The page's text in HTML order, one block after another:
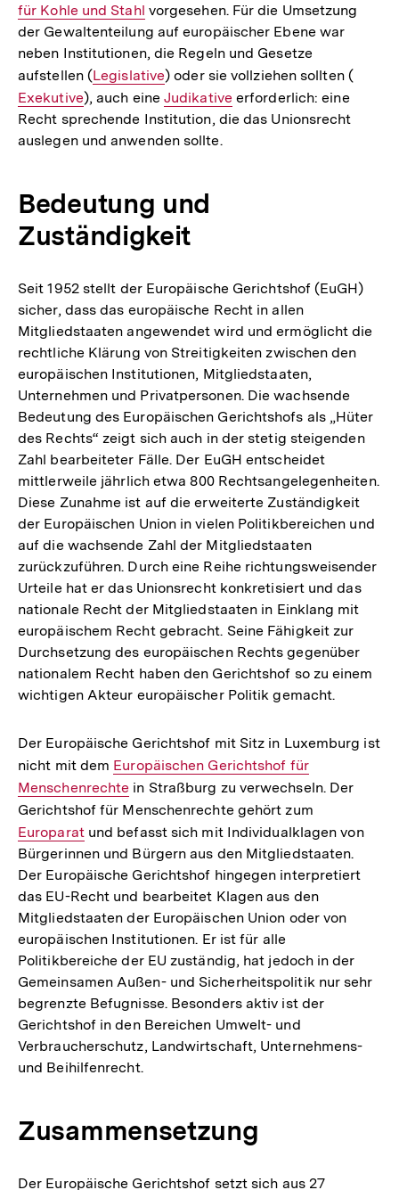
Link:
für Kohle und Stahl vorgesehen. Für die Umsetzung
der Gewaltenteilung auf europäischer Ebene war
neben Institutionen, die Regeln und Gesetze
aufstellen (Interner
Link:
Legislative) oder sie vollziehen sollten (
Exekutive), auch eine Interner
Link:
Judikative erforderlich: eine
Recht sprechende Institution, die das Unionsrecht
auslegen und anwenden sollte.
Bedeutung und
Zuständigkeit
Seit 1952 stellt der Europäische Gerichtshof (EuGH)
sicher, dass das europäische Recht in allen
Mitgliedstaaten angewendet wird und ermöglicht die
rechtliche Klärung von Streitigkeiten zwischen den
europäischen Institutionen, Mitgliedstaaten,
Unternehmen und Privatpersonen. Die wachsende
Bedeutung des Europäischen Gerichtshofs als „Hüter
des Rechts“ zeigt sich auch in der stetig steigenden
Zahl bearbeiteter Fälle. Der EuGH entscheidet
mittlerweile jährlich etwa 800 Rechtsangelegenheiten.
Diese Zunahme ist auf die erweiterte Zuständigkeit
der Europäischen Union in vielen Politikbereichen und
auf die wachsende Zahl der Mitgliedstaaten
zurückzuführen. Durch eine Reihe richtungsweisender
Urteile hat er das Unionsrecht konkretisiert und das
nationale Recht der Mitgliedstaaten in Einklang mit
europäischem Recht gebracht. Seine Fähigkeit zur
Durchsetzung des europäischen Rechts gegenüber
nationalem Recht haben den Gerichtshof so zu einem
wichtigen Akteur europäischer Politik gemacht.
Der Europäische Gerichtshof mit Sitz in Luxemburg ist
nicht mit dem Interner
Link:
Europäischen Gerichtshof für
Menschenrechte in Straßburg zu verwechseln. Der
Gerichtshof für Menschenrechte gehört zum
Link:
Europaratund befasst sich mit Individualklagen von
Bürgerinnen und Bürgern aus den Mitgliedstaaten.
Der Europäische Gerichtshof hingegen interpretiert
das EU-Recht und bearbeitet Klagen aus den
Mitgliedstaaten der Europäischen Union oder von
europäischen Institutionen. Er ist für alle
Politikbereiche der EU zuständig, hat jedoch in der
Gemeinsamen Außen- und Sicherheitspolitik nur sehr
begrenzte Befugnisse. Besonders aktiv ist der
Gerichtshof in den Bereichen Umwelt- und
Verbraucherschutz, Landwirtschaft, Unternehmens-
und Beihilfenrecht.
Zusammensetzung
Der Europäische Gerichtshof setzt sich aus 27